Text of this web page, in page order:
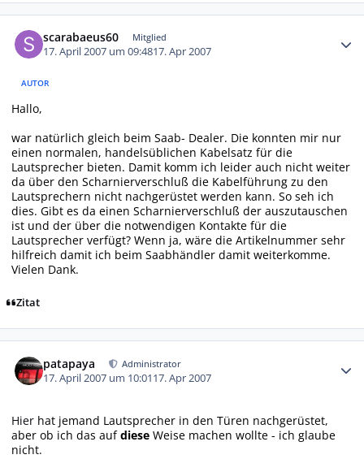
scarabaeus60 Mitglied
17. April 2007 um 09:4817. Apr 2007
AUTOR
Hallo,
war natürlich gleich beim Saab- Dealer. Die konnten mir nur
einen normalen, handelsüblichen Kabelsatz für die
Lautsprecher bieten. Damit komm ich leider auch nicht weiter
da über den Scharnierverschluß die Kabelführung zu den
Lautsprechern nicht nachgerüstet werden kann. So seh ich
dies. Gibt es da einen Scharnierverschluß der auszutauschen
ist und der über die notwendigen Kontakte für die
Lautsprecher verfügt? Wenn ja, wäre die Artikelnummer sehr
hilfreich damit ich beim Saabhändler damit weiterkomme.
Vielen Dank.
Zitat
patapaya Administrator
17. April 2007 um 10:0117. Apr 2007
Hier hat jemand Lautsprecher in den Türen nachgerüstet,
aber ob ich das aufdiese Weise machen wollte - ich glaube
nicht.